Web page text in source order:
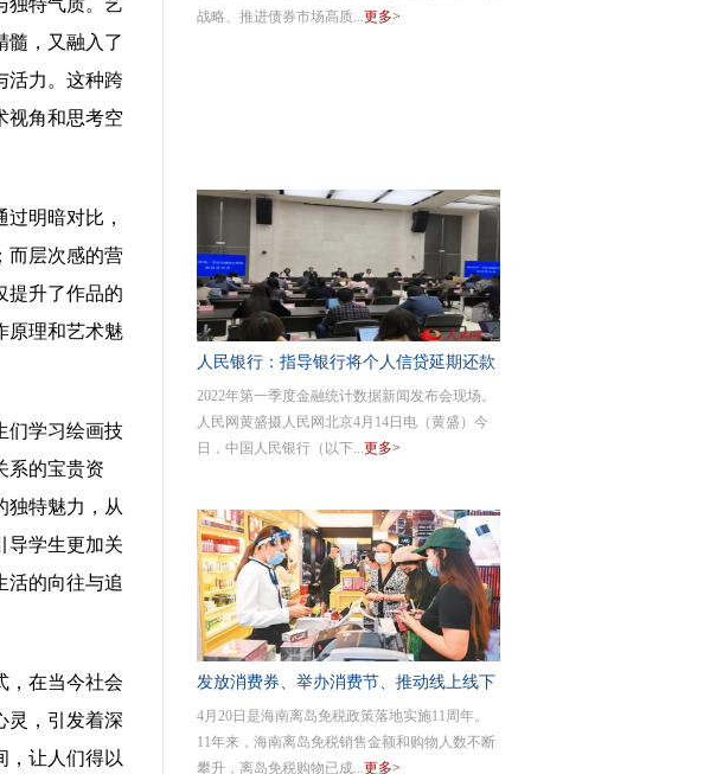
独特气质。艺
髓，又融入了
活力。这种跨
视角和思考空
明暗对比，
而层次感的营
提升了作品的
原理和艺术魅
们学习绘画技
系的宝贵资
独特魅力，从
导学生更加关
活的向往与追
，在当今社会
灵，引发着深
，让人们得以
战略、推进债券市场高质...更多>
人民银行：指导银行将个人信贷延期还款
政策落到
2022年第一季度金融统计数据新闻发布会现场。
人民网黄盛摄人民网北京4月14日电（黄盛）今
日，中国人民银行（以下...更多>
发放消费券、举办消费节、推动线上线下
消费融合
4月20日是海南离岛免税政策落地实施11周年。
11年来，海南离岛免税销售金额和购物人数不断
攀升，离岛免税购物已成...更多>